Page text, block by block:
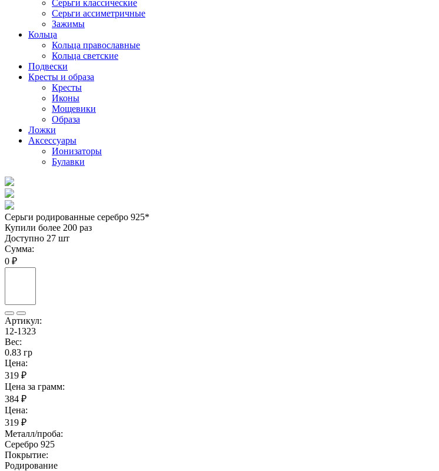
Серьги классические
Серьги ассиметричные
Зажимы
Кольца
Кольца православные
Кольца светские
Подвески
Кресты и образа
Кресты
Иконы
Мощевики
Образа
Ложки
Аксессуары
Ионизаторы
Булавки
Серьги родированные серебро 925*
Купили более 200 раз
Доступно 27 шт
Сумма:
0 ₽
Артикул:
12-1323
Вес:
0.83 гр
Цена:
319 ₽
Цена за грамм:
384 ₽
Цена:
319 ₽
Металл/проба:
Серебро 925
Покрытие:
Родирование